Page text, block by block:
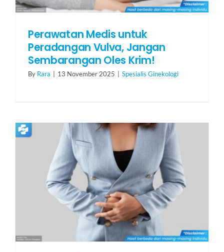
Perawatan Medis untuk
Peradangan Vulva, Jangan
Sembarangan Oles Krim!
By Rara 13 November 2025 Spesialis Ginekologi